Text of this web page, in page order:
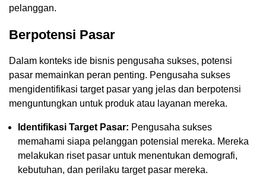
pelanggan.
Berpotensi Pasar
Dalam konteks ide bisnis pengusaha sukses, potensi
pasar memainkan peran penting. Pengusaha sukses
mengidentifikasi target pasar yang jelas dan berpotensi
menguntungkan untuk produk atau layanan mereka.
Identifikasi Target Pasar: Pengusaha sukses
memahami siapa pelanggan potensial mereka. Mereka
melakukan riset pasar untuk menentukan demografi,
kebutuhan, dan perilaku target pasar mereka.